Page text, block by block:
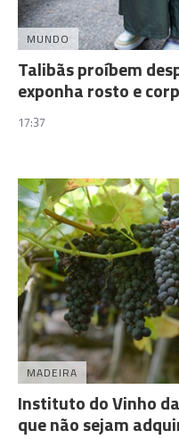
MUNDO
Talibãs proíbem
exponha rosto e
17:37
MADEIRA
Instituto do Vinho
que não sejam